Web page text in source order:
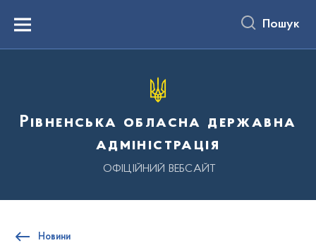
вмістуMenu Пошук
Рівненська обласна державна
адміністрація
ОФІЦІЙНИЙ ВЕБСАЙТ
Новини